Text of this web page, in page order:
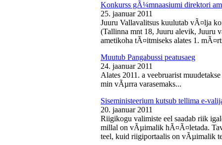
Konkurss gÃ¼mnaasiumi direktori
25. jaanuar 2011
Juuru Vallavalitsus kuulutab vÃ¤lja
(Tallinna mnt 18, Juuru alevik, Juuru
ametikoha tÃ¤itmiseks alates 1.
Muutub Pangabussi peatusaeg
24. jaanuar 2011
Alates 2011. a veebruarist
min vÃµrra varasemaks...
Siseministeerium kutsub tellima e-
20. jaanuar 2011
Riigikogu valimiste eel saadab riik
millal on vÃµimalik hÃ¤Ã¤letada.
teel, kuid riigiportaalis on vÃµimalik